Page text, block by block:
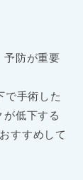
予防が重要
で手術した
低下する
すすめして